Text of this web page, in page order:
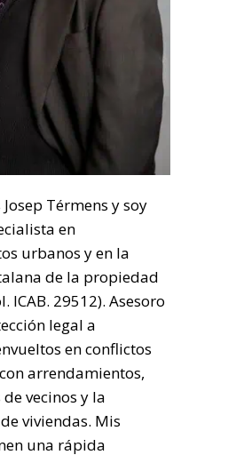
Térmens y soy
en
urbanos y en la
de la propiedad
ICAB. 29512). Asesoro
legal a
en conflictos
arrendamientos,
vecinos y la
viviendas. Mis
una rápida